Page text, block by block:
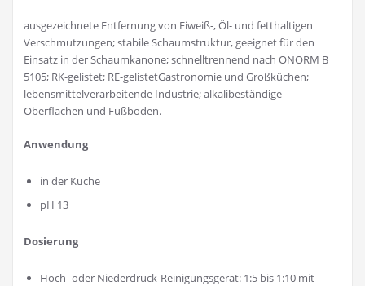
ausgezeichnete Entfernung von Eiweiß-, Öl- und fetthaltigen
Verschmutzungen; stabile Schaumstruktur, geeignet für den
Einsatz in der Schaumkanone; schnelltrennend nach ÖNORM B
5105; RK-gelistet; RE-gelistetGastronomie und Großküchen;
lebensmittelverarbeitende Industrie; alkalibeständige
Oberflächen und Fußböden.
Anwendung
in der Küche
pH 13
Dosierung
Hoch- oder Niederdruck-Reinigungsgerät: 1:5 bis 1:10 mit